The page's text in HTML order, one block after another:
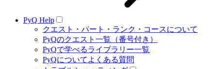
PyQ Help
クエスト・パート・ランク・コースについて
PyQのクエスト一覧（番号付き）
PyQで学べるライブラリー一覧
PyQについてよくある質問